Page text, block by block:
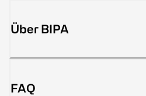
Über BIPA
FAQ